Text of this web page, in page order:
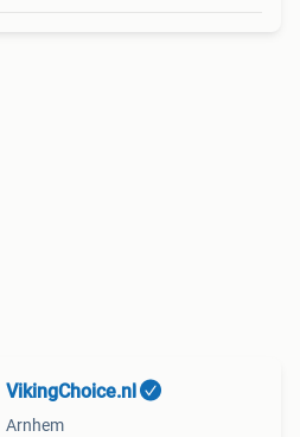
VikingChoice.nl
Arnhem